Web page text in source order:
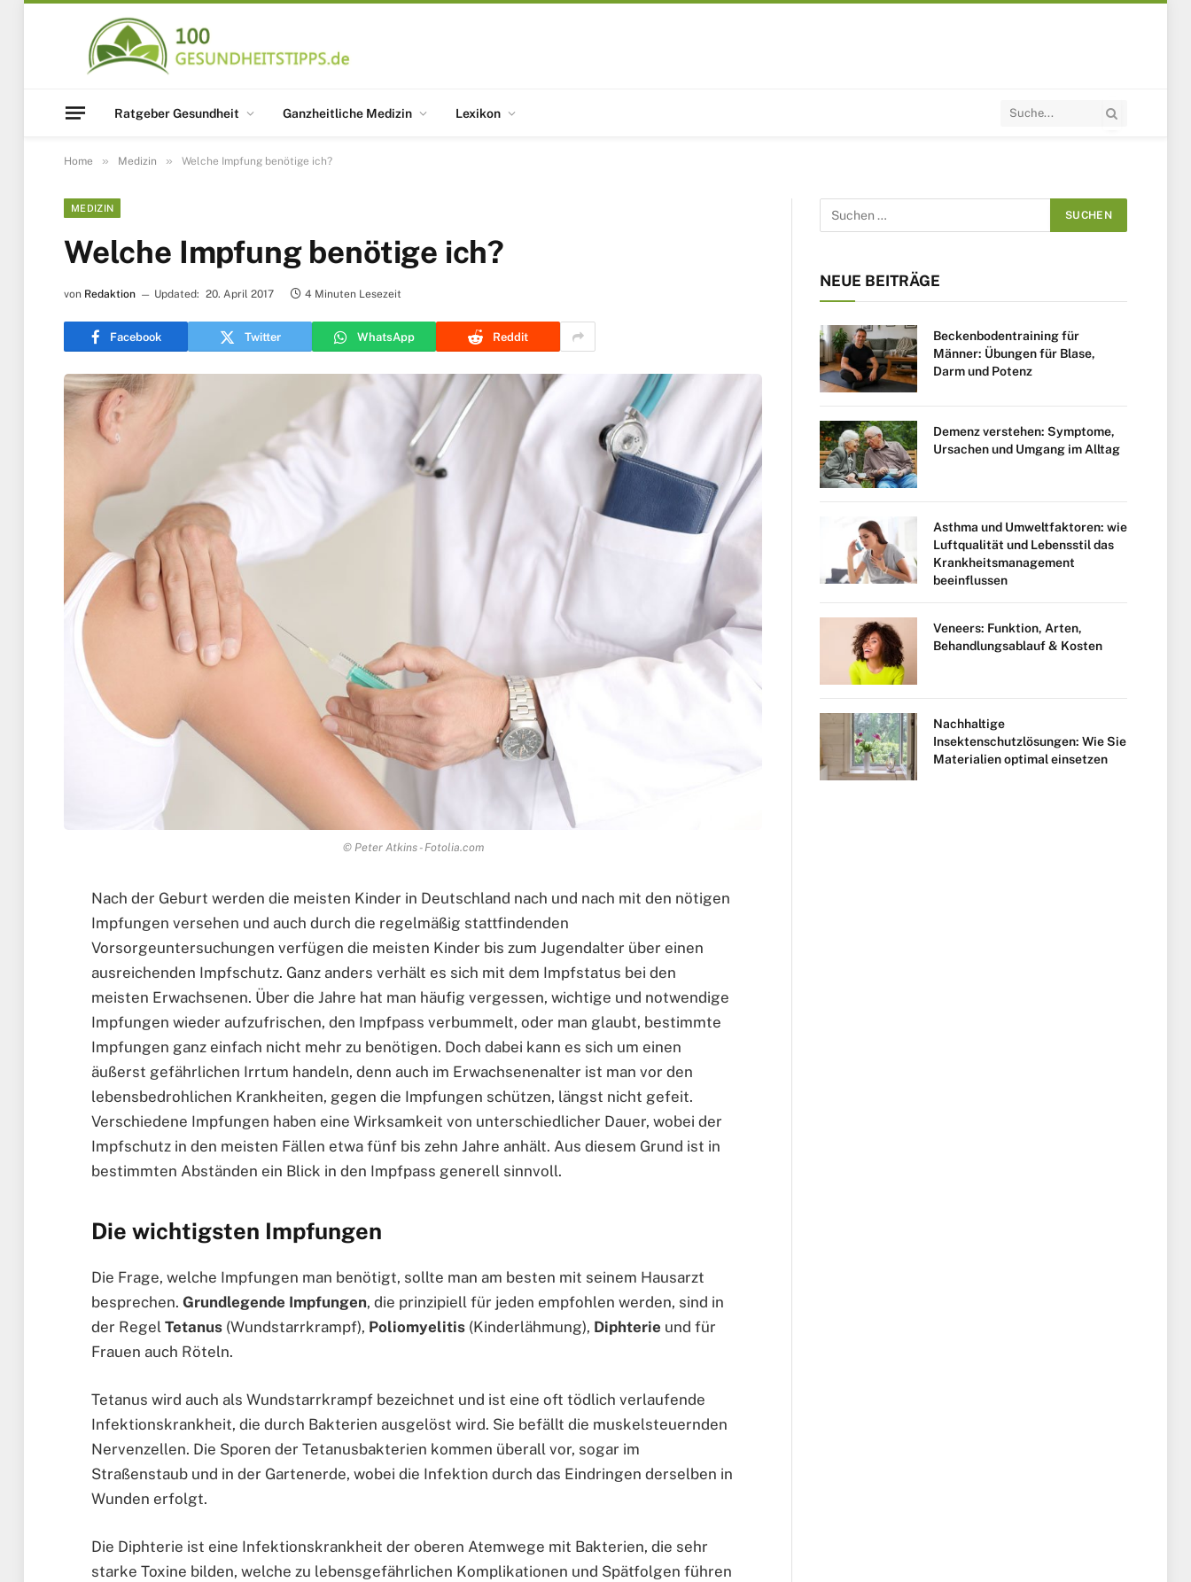
Ratgeber Gesundheit Ganzheitliche Medizin Lexikon
Home » Medizin » Welche Impfung benötige ich?
MEDIZIN
Welche Impfung benötige ich?
von Redaktion Updated: 20. April 2017 4 Minuten Lesezeit
Facebook Twitter WhatsApp Reddit
© Peter Atkins - Fotolia.com
Nach der Geburt werden die meisten Kinder in Deutschland nach und nach mit den nötigen
Impfungen versehen und auch durch die regelmäßig stattfindenden
Vorsorgeuntersuchungen verfügen die meisten Kinder bis zum Jugendalter über einen
ausreichenden Impfschutz. Ganz anders verhält es sich mit dem Impfstatus bei den
meisten Erwachsenen. Über die Jahre hat man häufig vergessen, wichtige und notwendige
Impfungen wieder aufzufrischen, den Impfpass verbummelt, oder man glaubt, bestimmte
Impfungen ganz einfach nicht mehr zu benötigen. Doch dabei kann es sich um einen
äußerst gefährlichen Irrtum handeln, denn auch im Erwachsenenalter ist man vor den
lebensbedrohlichen Krankheiten, gegen die Impfungen schützen, längst nicht gefeit.
Verschiedene Impfungen haben eine Wirksamkeit von unterschiedlicher Dauer, wobei der
Impfschutz in den meisten Fällen etwa fünf bis zehn Jahre anhält. Aus diesem Grund ist in
bestimmten Abständen ein Blick in den Impfpass generell sinnvoll.
Die wichtigsten Impfungen
Die Frage, welche Impfungen man benötigt, sollte man am besten mit seinem Hausarzt
besprechen. Grundlegende Impfungen, die prinzipiell für jeden empfohlen werden, sind in
der Regel Tetanus (Wundstarrkrampf), Poliomyelitis (Kinderlähmung), Diphterie und für
Frauen auch Röteln.
Tetanus wird auch als Wundstarrkrampf bezeichnet und ist eine oft tödlich verlaufende
Infektionskrankheit, die durch Bakterien ausgelöst wird. Sie befällt die muskelsteuernden
Nervenzellen. Die Sporen der Tetanusbakterien kommen überall vor, sogar im
Straßenstaub und in der Gartenerde, wobei die Infektion durch das Eindringen derselben in
Wunden erfolgt.
Die Diphterie ist eine Infektionskrankheit der oberen Atemwege mit Bakterien, die sehr
starke Toxine bilden, welche zu lebensgefährlichen Komplikationen und Spätfolgen führen
NEUE BEITRÄGE
Beckenbodentraining für
Männer: Übungen für Blase,
Darm und Potenz
Demenz verstehen: Symptome,
Ursachen und Umgang im Alltag
Asthma und Umweltfaktoren: wie
Luftqualität und Lebensstil das
Krankheitsmanagement
beeinflussen
Veneers: Funktion, Arten,
Behandlungsablauf & Kosten
Nachhaltige
Insektenschutzlösungen: Wie Sie
Materialien optimal einsetzen